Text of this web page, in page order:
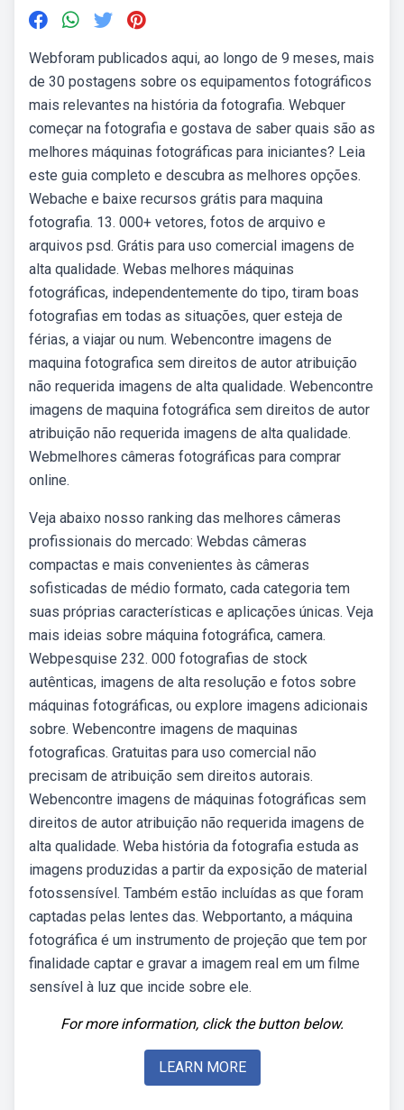
Webforam publicados aqui, ao longo de 9 meses, mais
de 30 postagens sobre os equipamentos fotográficos
mais relevantes na história da fotografia. Webquer
começar na fotografia e gostava de saber quais são as
melhores máquinas fotográficas para iniciantes? Leia
este guia completo e descubra as melhores opções.
Webache e baixe recursos grátis para maquina
fotografia. 13. 000+ vetores, fotos de arquivo e
arquivos psd. Grátis para uso comercial imagens de
alta qualidade. Webas melhores máquinas
fotográficas, independentemente do tipo, tiram boas
fotografias em todas as situações, quer esteja de
férias, a viajar ou num. Webencontre imagens de
maquina fotografica sem direitos de autor atribuição
não requerida imagens de alta qualidade. Webencontre
imagens de maquina fotográfica sem direitos de autor
atribuição não requerida imagens de alta qualidade.
Webmelhores câmeras fotográficas para comprar
online.
Veja abaixo nosso ranking das melhores câmeras
profissionais do mercado: Webdas câmeras
compactas e mais convenientes às câmeras
sofisticadas de médio formato, cada categoria tem
suas próprias características e aplicações únicas. Veja
mais ideias sobre máquina fotográfica, camera.
Webpesquise 232. 000 fotografias de stock
autênticas, imagens de alta resolução e fotos sobre
máquinas fotográficas, ou explore imagens adicionais
sobre. Webencontre imagens de maquinas
fotograficas. Gratuitas para uso comercial não
precisam de atribuição sem direitos autorais.
Webencontre imagens de máquinas fotográficas sem
direitos de autor atribuição não requerida imagens de
alta qualidade. Weba história da fotografia estuda as
imagens produzidas a partir da exposição de material
fotossensível. Também estão incluídas as que foram
captadas pelas lentes das. Webportanto, a máquina
fotográfica é um instrumento de projeção que tem por
finalidade captar e gravar a imagem real em um filme
sensível à luz que incide sobre ele.
For more information, click the button below.
LEARN MORE